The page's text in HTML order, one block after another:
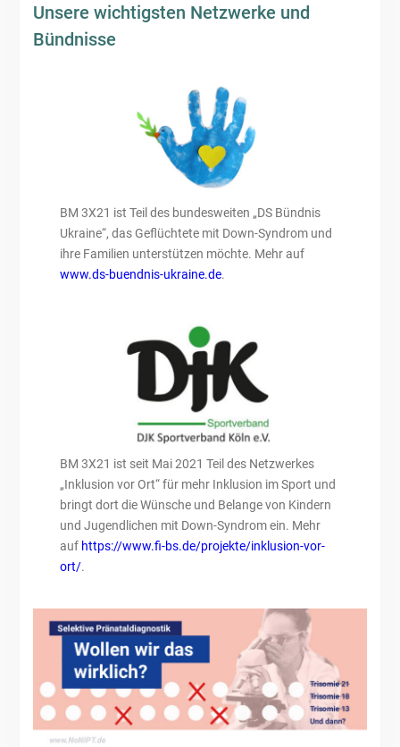
Unsere wichtigsten Netzwerke und
Bündnisse
BM 3X21 ist Teil des bundesweiten „DS Bündnis
Ukraine“, das Geflüchtete mit Down-Syndrom und
ihre Familien unterstützen möchte. Mehr auf
www.ds-buendnis-ukraine.de.
BM 3X21 ist seit Mai 2021 Teil des Netzwerkes
„Inklusion vor Ort“ für mehr Inklusion im Sport und
bringt dort die Wünsche und Belange von Kindern
und Jugendlichen mit Down-Syndrom ein. Mehr
auf https://www.fi-bs.de/projekte/inklusion-vor-
ort/.